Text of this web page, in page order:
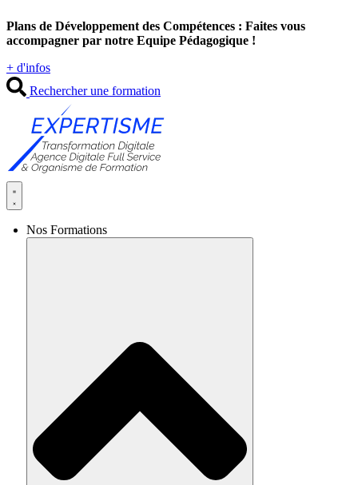
au
contenu
Plans de Développement des Compétences : Faites vous
accompagner par notre Equipe Pédagogique !
+ d'infos
Rechercher une formation
Nos Formations